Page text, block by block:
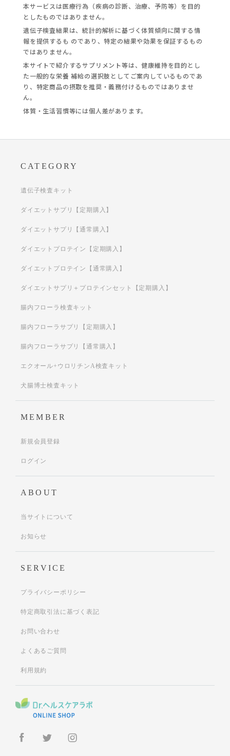
本サービスは医療行為（疾病の診断、治療、予防等）を目的
としたものではありません。
遺伝子検査結果は、統計的解析に基づく体質傾向に関する情
報を提供するも のであり、特定の結果や効果を保証するもの
ではありません。
本サイトで紹介するサプリメント等は、健康維持を目的とし
た一般的な栄養 補給の選択肢としてご案内しているものであ
り、特定商品の摂取を推奨・義務付けるものではありませ
ん。
体質・生活習慣等には個人差があります。
CATEGORY
遺伝子検査キット
ダイエットサプリ【定期購入】
ダイエットサプリ【通常購入】
ダイエットプロテイン【定期購入】
ダイエットプロテイン【通常購入】
ダイエットサプリ＋プロテインセット【定期購入】
腸内フローラ検査キット
腸内フローラサプリ【定期購入】
腸内フローラサプリ【通常購入】
エクオール+ウロリチンA検査キット
犬腸博士検査キット
MEMBER
新規会員登録
ログイン
ABOUT
当サイトについて
お知らせ
SERVICE
プライバシーポリシー
特定商取引法に基づく表記
お問い合わせ
よくあるご質問
利用規約